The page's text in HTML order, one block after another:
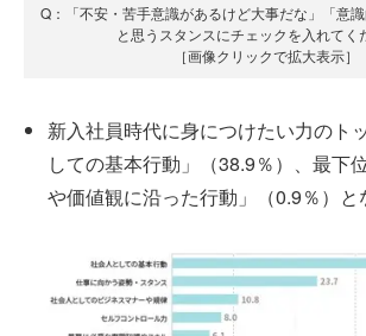
Q：「不安・苦手意識があるけど大事だな」「意識
と思うスタンスにチェックを入れてく
［画像クリックで拡大表示］
新入社員時代に身につけたい力のト
しての基本行動」（38.9％）、最下
や価値観に沿った行動」（0.9％）と